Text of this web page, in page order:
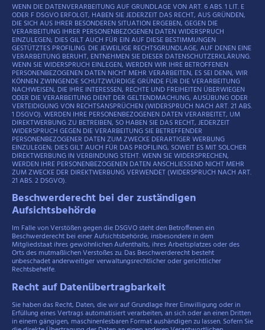
WENN DIE DATENVERARBEITUNG AUF GRUNDLAGE VON ART. 6 ABS. 1 LIT. E
ODER F DSGVO ERFOLGT, HABEN SIE JEDERZEIT DAS RECHT, AUS GRÜNDEN,
DIE SICH AUS IHRER BESONDEREN SITUATION ERGEBEN, GEGEN DIE
VERARBEITUNG IHRER PERSONENBEZOGENEN DATEN WIDERSPRUCH
EINZULEGEN; DIES GILT AUCH FÜR EIN AUF DIESE BESTIMMUNGEN
GESTÜTZTES PROFILING. DIE JEWEILIGE RECHTSGRUNDLAGE, AUF DENEN EINE
VERARBEITUNG BERUHT, ENTNEHMEN SIE DIESER DATENSCHUTZERKLÄRUNG.
WENN SIE WIDERSPRUCH EINLEGEN, WERDEN WIR IHRE BETROFFENEN
PERSONENBEZOGENEN DATEN NICHT MEHR VERARBEITEN, ES SEI DENN, WIR
KÖNNEN ZWINGENDE SCHUTZWÜRDIGE GRÜNDE FÜR DIE VERARBEITUNG
NACHWEISEN, DIE IHRE INTERESSEN, RECHTE UND FREIHEITEN ÜBERWIEGEN
ODER DIE VERARBEITUNG DIENT DER GELTENDMACHUNG, AUSÜBUNG ODER
VERTEIDIGUNG VON RECHTSANSPRÜCHEN (WIDERSPRUCH NACH ART. 21 ABS.
1 DSGVO). WERDEN IHRE PERSONENBEZOGENEN DATEN VERARBEITET, UM
DIREKTWERBUNG ZU BETREIBEN, SO HABEN SIE DAS RECHT, JEDERZEIT
WIDERSPRUCH GEGEN DIE VERARBEITUNG SIE BETREFFENDER
PERSONENBEZOGENER DATEN ZUM ZWECKE DERARTIGER WERBUNG
EINZULEGEN; DIES GILT AUCH FÜR DAS PROFILING, SOWEIT ES MIT SOLCHER
DIREKTWERBUNG IN VERBINDUNG STEHT. WENN SIE WIDERSPRECHEN,
WERDEN IHRE PERSONENBEZOGENEN DATEN ANSCHLIESSEND NICHT MEHR
ZUM ZWECKE DER DIREKTWERBUNG VERWENDET (WIDERSPRUCH NACH ART.
21 ABS. 2 DSGVO).
Beschwerderecht bei der zuständigen
Aufsichtsbehörde
Im Falle von Verstößen gegen die DSGVO steht den Betroffenen ein
Beschwerderecht bei einer Aufsichtsbehörde, insbesondere in dem
Mitgliedstaat ihres gewöhnlichen Aufenthalts, ihres Arbeitsplatzes oder des
Orts des mutmaßlichen Verstoßes zu. Das Beschwerderecht besteht
unbeschadet anderweitiger verwaltungsrechtlicher oder gerichtlicher
Rechtsbehelfe.
Recht auf Datenübertragbarkeit
Sie haben das Recht, Daten, die wir auf Grundlage Ihrer Einwilligung oder in
Erfüllung eines Vertrags automatisiert verarbeiten, an sich oder an einen Dritten
in einem gängigen, maschinenlesbaren Format aushändigen zu lassen. Sofern Sie